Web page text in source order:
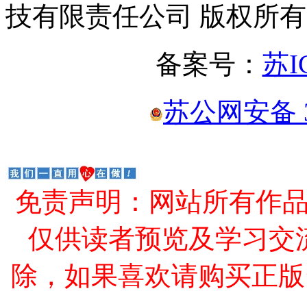
技有限责任公司 版权所有
备案号： 苏
苏公网安备
免责声明：网站所有作
仅供读者预览及学习交
除，如果喜欢请购买正